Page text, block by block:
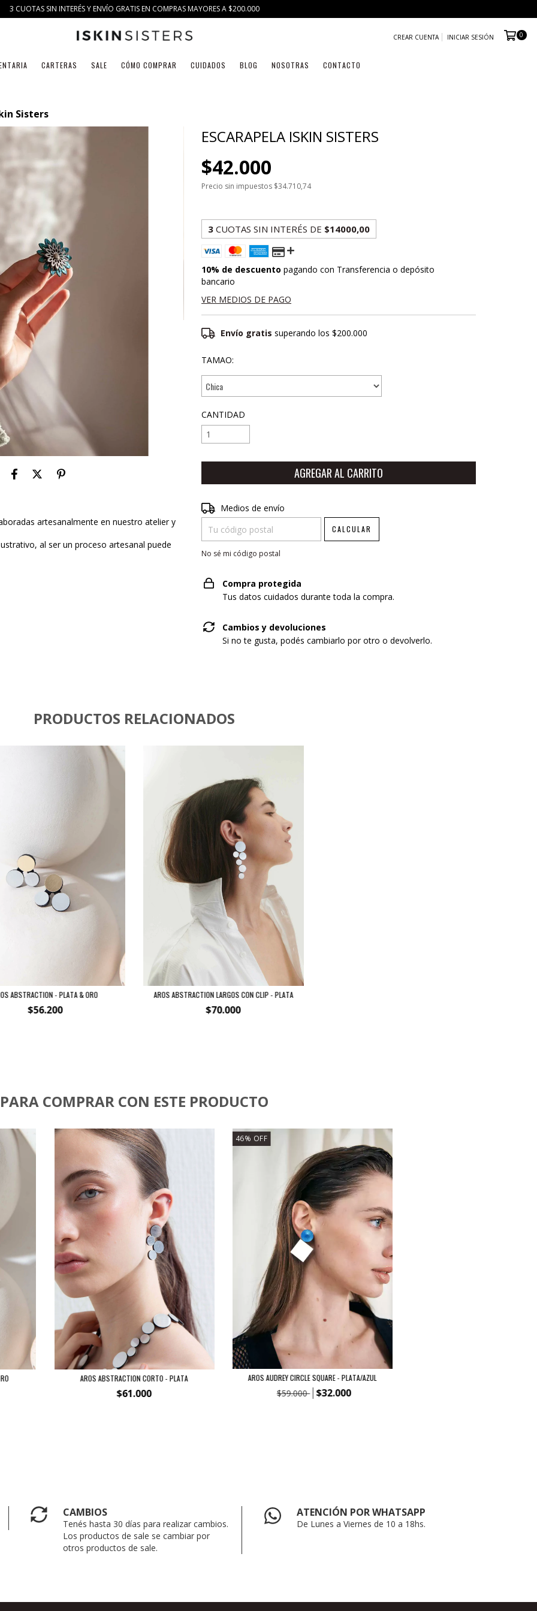
3 CUOTAS SIN INTERÉS Y ENVÍO GRATIS EN COMPRAS MAYORES A $200.000
CREAR CUENTA INICIAR SESIÓN 0
CARTERAS SALE CÓMO COMPRAR CUIDADOS BLOG NOSOTRAS CONTACTO
Sisters
artesanalmente en nuestro atelier y
al ser un proceso artesanal puede
ESCARAPELA ISKIN SISTERS
$42.000
Precio sin impuestos $34.710,74
3 CUOTAS SIN INTERÉS DE $14000,00
10% de descuento pagando con Transferencia o depósito
bancario
VER MEDIOS DE PAGO
Envío gratis superando los$200.000
TAMAO:
CANTIDAD
Entregas para el CP:
Medios de envío
CALCULAR
No sé mi código postal
Compra protegida
Tus datos cuidados durante toda la compra.
Cambios y devoluciones
Si no te gusta, podés cambiarlo por otro o devolverlo.
PRODUCTOS RELACIONADOS
ABSTRACTION - PLATA & ORO
$56.200
AROS ABSTRACTION LARGOS CON CLIP - PLATA
$70.000
PARA COMPRAR CON ESTE PRODUCTO
AROS ABSTRACTION CORTO - PLATA
$61.000
46% OFF
AROS AUDREY CIRCLE SQUARE - PLATA/AZUL
$59.000 $32.000
CAMBIOS
Tenés hasta 30 días para realizar cambios.
Los productos de sale se cambiar por
otros productos de sale.
ATENCIÓN POR WHATSAPP
De Lunes a Viernes de 10 a 18hs.